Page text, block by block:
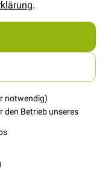
.
notwendig)
den Betrieb unseres